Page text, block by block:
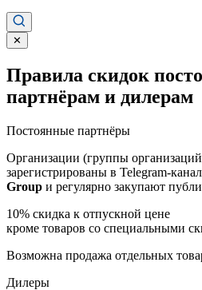
✕
Правила скидок
партнёрам и дилерам
Постоянные партнёры
Организации (группы
зарегистрированы в Telegram-
Group и регулярно закупают
10% скидка к отпускной цене
кроме товаров со специальными
Возможна продажа отдельных
Дилеры